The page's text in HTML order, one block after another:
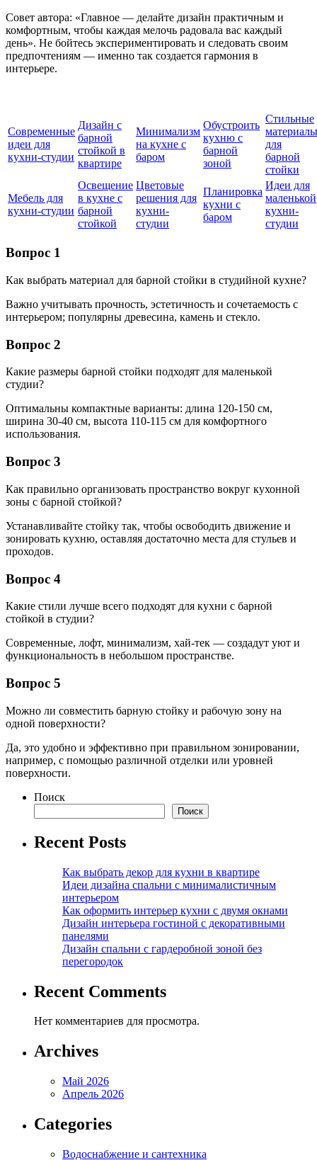
Совет автора: «Главное — делайте дизайн практичным и
комфортным, чтобы каждая мелочь радовала вас каждый
день». Не бойтесь экспериментировать и следовать своим
предпочтениям — именно так создается гармония в
интерьере.
Современные
идеи для
кухни-студии
Дизайн с
барной
стойкой в
квартире
Минимализм
на кухне с
баром
Обустроить
кухню с
барной
зоной
Стильные
материалы
для
барной
стойки
Мебель для
кухни-студии
Освещение
в кухне с
барной
стойкой
Цветовые
решения для
кухни-
студии
Планировка
кухни с
баром
Идеи для
маленькой
кухни-
студии
Вопрос 1
Как выбрать материал для барной стойки в студийной кухне?
Важно учитывать прочность, эстетичность и сочетаемость с
интерьером; популярны древесина, камень и стекло.
Вопрос 2
Какие размеры барной стойки подходят для маленькой
студии?
Оптимальны компактные варианты: длина 120-150 см,
ширина 30-40 см, высота 110-115 см для комфортного
использования.
Вопрос 3
Как правильно организовать пространство вокруг кухонной
зоны с барной стойкой?
Устанавливайте стойку так, чтобы освободить движение и
зонировать кухню, оставляя достаточно места для стульев и
проходов.
Вопрос 4
Какие стили лучше всего подходят для кухни с барной
стойкой в студии?
Современные, лофт, минимализм, хай-тек — создадут уют и
функциональность в небольшом пространстве.
Вопрос 5
Можно ли совместить барную стойку и рабочую зону на
одной поверхности?
Да, это удобно и эффективно при правильном зонировании,
например, с помощью различной отделки или уровней
поверхности.
Поиск
Поиск
Recent Posts
Как выбрать декор для кухни в квартире
Идеи дизайна спальни с минималистичным
интерьером
Как оформить интерьер кухни с двумя окнами
Дизайн интерьера гостиной с декоративными
панелями
Дизайн спальни с гардеробной зоной без
перегородок
Recent Comments
Нет комментариев для просмотра.
Archives
Май 2026
Апрель 2026
Categories
Водоснабжение и сантехника